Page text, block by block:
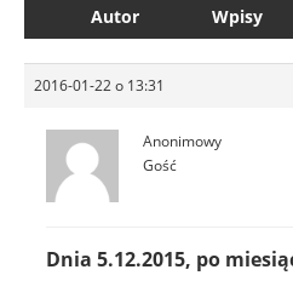
Autor Wpisy
2016-01-22 o 13:31
Anonimowy
Gość
Dnia 5.12.2015, po